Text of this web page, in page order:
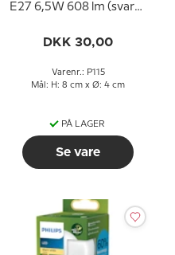
E27 6,5W 608 lm (svarer
Lys 2700k (15000 timer)
DKK 30,00
Varenr.: P115
Mål: H: 8 cm x Ø: 4 cm
PÅ LAGER
Se vare